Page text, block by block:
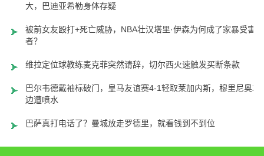
大，巴迪亚希勒身体存疑
被前女友殴打+死亡威胁，NBA壮汉塔里·伊森为何成了家暴受害
者？
维拉定位球教练麦克菲突然请辞，切尔西火速触发买断条款
巴尔韦德戴袖标破门，皇马友谊赛4-1轻取莱加内斯，穆里尼奥场
边遭喷水
巴萨真打电话了？曼城放走罗德里，就看钱到不到位